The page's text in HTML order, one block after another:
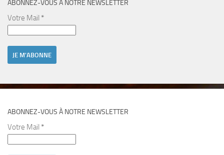
ABONNEZ-VOUS À NOTRE NEWSLETTER
Votre Mail *
ABONNEZ-VOUS À NOTRE NEWSLETTER
Votre Mail *